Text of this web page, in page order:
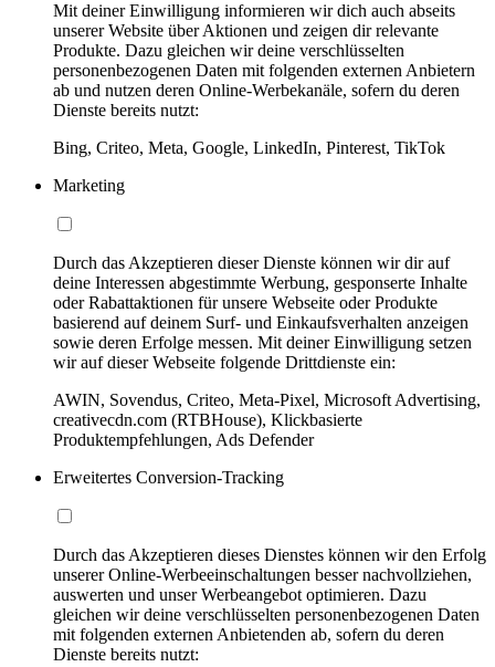
Mit deiner Einwilligung informieren wir dich auch abseits
unserer Website über Aktionen und zeigen dir relevante
Produkte. Dazu gleichen wir deine verschlüsselten
personenbezogenen Daten mit folgenden externen Anbietern
ab und nutzen deren Online-Werbekanäle, sofern du deren
Dienste bereits nutzt:
Bing, Criteo, Meta, Google, LinkedIn, Pinterest, TikTok
Marketing
Durch das Akzeptieren dieser Dienste können wir dir auf
deine Interessen abgestimmte Werbung, gesponserte Inhalte
oder Rabattaktionen für unsere Webseite oder Produkte
basierend auf deinem Surf- und Einkaufsverhalten anzeigen
sowie deren Erfolge messen. Mit deiner Einwilligung setzen
wir auf dieser Webseite folgende Drittdienste ein:
AWIN, Sovendus, Criteo, Meta-Pixel, Microsoft Advertising,
creativecdn.com (RTBHouse), Klickbasierte
Produktempfehlungen, Ads Defender
Erweitertes Conversion-Tracking
Durch das Akzeptieren dieses Dienstes können wir den Erfolg
unserer Online-Werbeeinschaltungen besser nachvollziehen,
auswerten und unser Werbeangebot optimieren. Dazu
gleichen wir deine verschlüsselten personenbezogenen Daten
mit folgenden externen Anbietenden ab, sofern du deren
Dienste bereits nutzt: